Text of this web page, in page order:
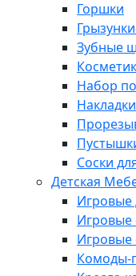
Горшки
Зубные
Набор
Соски
Детская
Игровые
Игровые
Игровые
Комоды-